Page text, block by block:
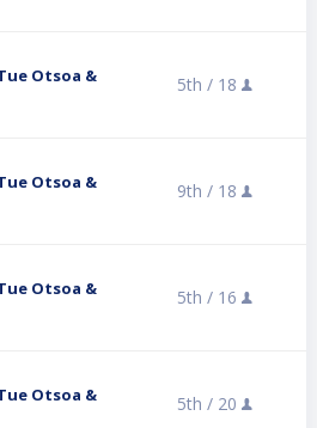
Otsoa &
5th / 18
Otsoa &
9th / 18
Otsoa &
5th / 16
Otsoa &
5th / 20